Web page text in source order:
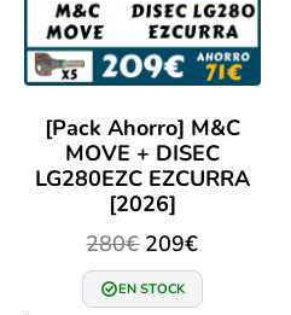
[Pack Ahorro] M&C
MOVE + DISEC
LG280EZC EZCURRA
[2026]
280€ 209€
EN STOCK